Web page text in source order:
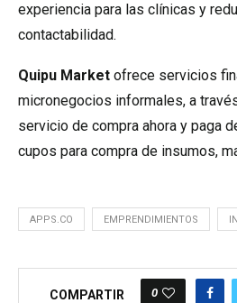
experiencia para las clínicas y
contactabilidad.
Quipu Market ofrece servicios
micronegocios informales, a
servicio de compra ahora y paga
cupos para compra de insumos,
APPS.CO EMPRENDIMIENTOS
COMPARTIR 0